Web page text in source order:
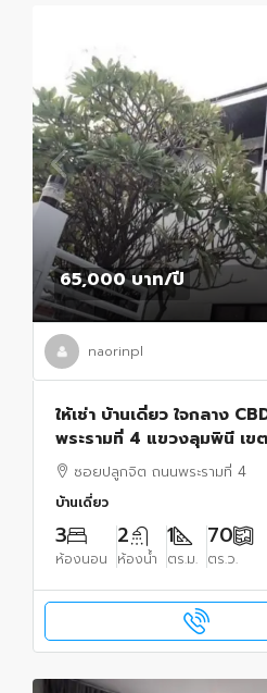
65,000 บาท/ปี
naorinpl
ให้เช่า บ้านเดี่ยว ใจกลาง
พระรามที่ 4 แขวงลุมพินี เข
เลี้ยงซอยปลูกจิต ถนนพระรามที่ 4
บ้านเดี่ยว
3
ห้องนอน
2
ห้องน้ำ
1
ตร.ม.
70
ตร.ว.